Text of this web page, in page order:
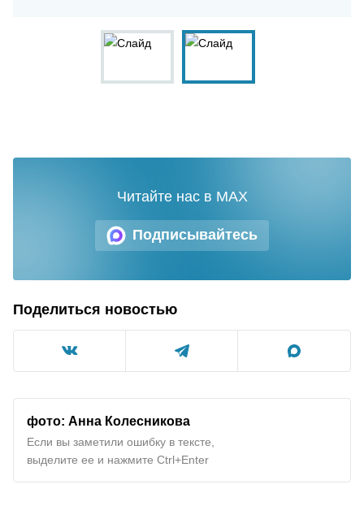
Подписывайтесь
Читайте нас в MAX
Поделиться новостью
фото: Анна Колесникова
Если вы заметили ошибку в тексте,
выделите ее и нажмите Ctrl+Enter